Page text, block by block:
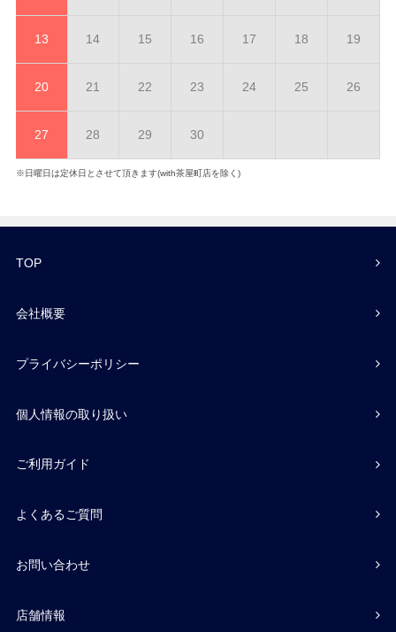
13 14 15 16 17 18 19
20 21 22 23 24 25 26
27 28 29 30
※日曜日は定休日とさせて頂きます(with茶屋町店を除く)
TOP
会社概要
プライバシーポリシー
個人情報の取り扱い
ご利用ガイド
よくあるご質問
お問い合わせ
店舗情報